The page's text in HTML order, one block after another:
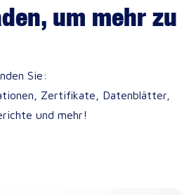
um mehr zu
Sie:
Zertifikate, Datenblätter,
und mehr!